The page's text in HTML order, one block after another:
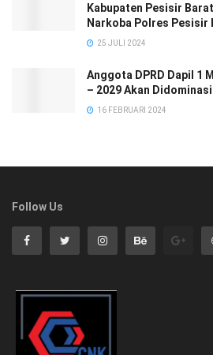
Kabupaten Pesisir
Narkoba Polres Pesisir
25 JULI 2024
Anggota DPRD Dapil 1
– 2029 Akan
16 FEBRUARI 2024
Follow Us